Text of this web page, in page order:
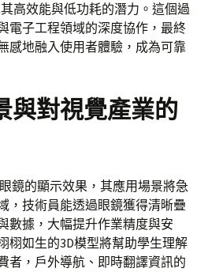
高效能與低功耗的潛力。這個過
電子工程領域的深度協作，最終
感地融入使用者體驗，成為可靠
與對視覺產業的
鏡的顯示效果，其應用場景將急
，技術員能透過眼鏡獲得清晰疊
數據，大幅提升作業精度與安
栩如生的3D模型將幫助學生理解
者，戶外導航、即時翻譯資訊的